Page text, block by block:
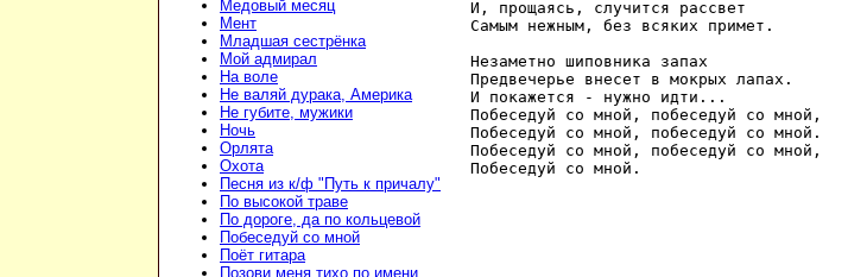
Медовый месяц
Мент
Младшая сестрёнка
Мой адмирал
На воле
Не валяй дурака, Америка
Не губите, мужики
Ночь
Орлята
Охота
Песня из к/ф "Путь к причалу"
По высокой траве
По дороге, да по кольцевой
Побеседуй со мной
Поёт гитара
Позови меня тихо по имени
И, прощаясь, случится рассвет
Самым нежным, без всяких примет.
Незаметно шиповника запах
Предвечерье внесет в мокрых лапах.
И покажется - нужно идти...
Побеседуй со мной, побеседуй со мной,
Побеседуй со мной, побеседуй со мной.
Побеседуй со мной, побеседуй со мной,